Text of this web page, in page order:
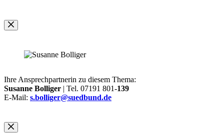
Ihre Ansprechpartnerin zu diesem Thema:
Susanne Bolliger | Tel. 07191 801-139
E-Mail: s.bolliger@suedbund.de